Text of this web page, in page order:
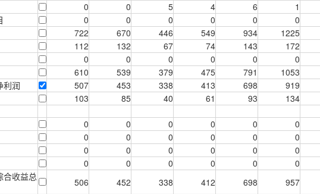
0 0 5 4 6 1
0 0 0 0 0 0
722 670 446 549 934 1225
112 132 67 74 143 172
0 0 0 0 0 0
610 539 379 475 791 1053
利润
507 453 338 413 698 919
103 85 40 61 93 134
0 0 0 0 0 0
0 0 0 0 0 0
0 0 0 0 0 0
0 0 0 0 0 0
合收益总
506 452 338 412 698 957